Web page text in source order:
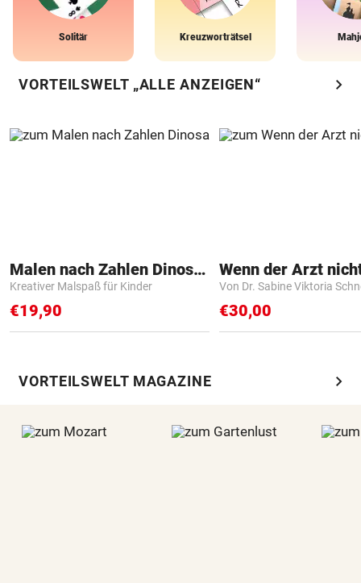
Solitär Kreuzworträtsel
VORTEILSWELT „ALLE ANZEIGEN“ chevron_right
Malen nach Zahlen Dinosaurier
Kreativer Malspaß für Kinder
€19,90
Von Dr. Sabine Viktoria
€30,00
VORTEILSWELT MAGAZINE chevron_right